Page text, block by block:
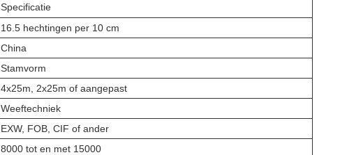
Specificatie
16.5 hechtingen per 10 cm
China
Stamvorm
4x25m, 2x25m of aangepast
Weeftechniek
EXW, FOB, CIF of ander
8000 tot en met 15000